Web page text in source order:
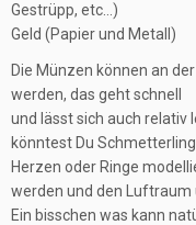
Gestrüpp, etc…)
Geld (Papier und Metall)
Die Münzen können an
werden, das geht schnell
und lässt sich auch relativ
könntest Du
Herzen oder Ringe
werden und den Luftraum
Ein bisschen was kann